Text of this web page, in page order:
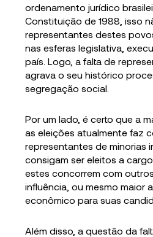
ordenamento jurídico
Constituição de 1988, isso
representantes destes
nas esferas legislativa,
país. Logo, a falta de
agrava o seu histórico
segregação social.
Por um lado, é certo que a
as eleições atualmente faz
representantes de minorias
consigam ser eleitos a
estes concorrem com
influência, ou mesmo maior
econômico para suas
Além disso, a questão da